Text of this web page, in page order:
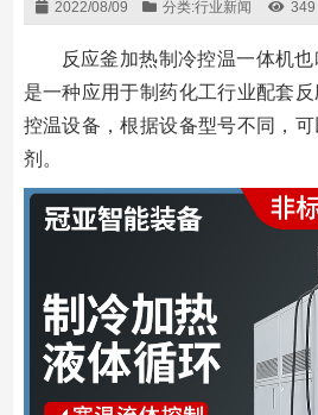
2022/08/09 分类:行业新闻 349
反应釜加热制冷控温一体机也
是一种应用于制药化工行业配套
控温设备，根据设备型号不同，
剂。